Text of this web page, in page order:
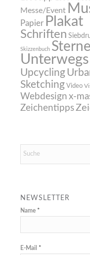
Messe/Event
Papier Plakat
Schriften
Skizzenbuch Sterne
Unterwegs
Upcycling
Sketching Video
Webdesign x-
Zeichentipps
NEWSLETTER
Name *
E-Mail *